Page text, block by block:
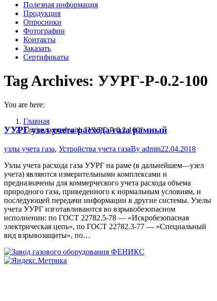
Полезная информация
Продукция
Опросники
Фотографии
Контакты
Заказать
Сертификаты
Tag Archives: УУРГ-Р-0.2-100
You are here:
Главная
Entries tagged with "УУРГ-Р-0.2-100"
УУРГ узел учета расхода газа рамный
узлы учета газа, Устройства учета газаBy admin22.04.2018
Узлы учета расхода газа УУРГ на раме (в дальнейшем—узел
учета) являются измерительными комплексами и
предназначены для коммерческого учета расхода объема
природного газа, приведенного к нормальным условиям, и
последующей передачи информации в другие системы. Узелы
учета УУРГ изготавливаются во взрывобезопасном
исполнении: по ГОСТ 22782.5-78 — «Искробезопасная
электрическая цепь», по ГОСТ 22782.3-77 — «Специальный
вид взрывозащиты», по…